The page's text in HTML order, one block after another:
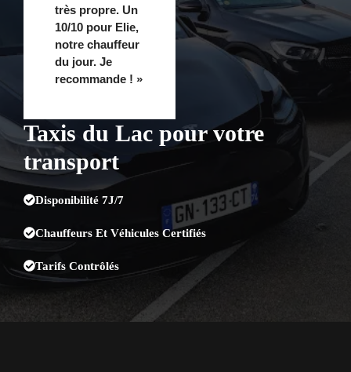
Taxis du Lac pour votre
transport
Disponibilité 7J/7
Chauffeurs Et Véhicules Certifiés
Tarifs Contrôlés
très propre. Un
10/10 pour Elie,
notre chauffeur
du jour. Je
recommande ! »